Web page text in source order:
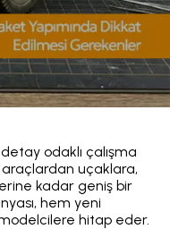
odaklı çalışma
araçlardan uçaklara,
kadar geniş bir
hem yeni
hitap eder.